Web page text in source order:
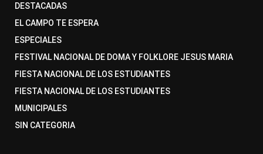
DESTACADAS
EL CAMPO TE ESPERA
ESPECIALES
FESTIVAL NACIONAL DE DOMA Y FOLKLORE JESUS MARIA
FIESTA NACIONAL DE LOS ESTUDIANTES
FIESTA NACIONAL DE LOS ESTUDIANTES
MUNICIPALES
SIN CATEGORIA